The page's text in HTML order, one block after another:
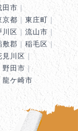
田市 ｜
京都 ｜東庄町 ｜
川区 ｜流山市 ｜
敷郡 ｜稲毛区｜
見川区 ｜
野田市 ｜
龍ケ崎市